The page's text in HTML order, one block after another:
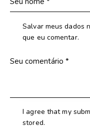
Salvar meus dados
que eu comentar.
I agree that my
stored.